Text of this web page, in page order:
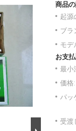
商品
起源
ブラ
モデ
お支
最小
価格:
パッ
受渡